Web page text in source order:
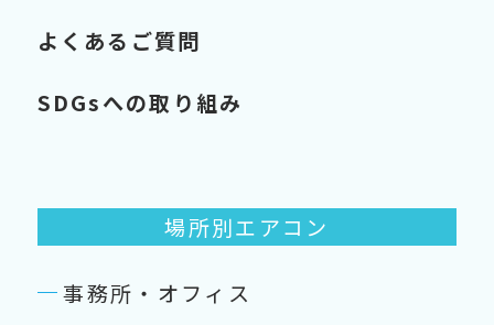
よくあるご質問
SDGsへの取り組み
場所別エアコン
事務所・オフィス